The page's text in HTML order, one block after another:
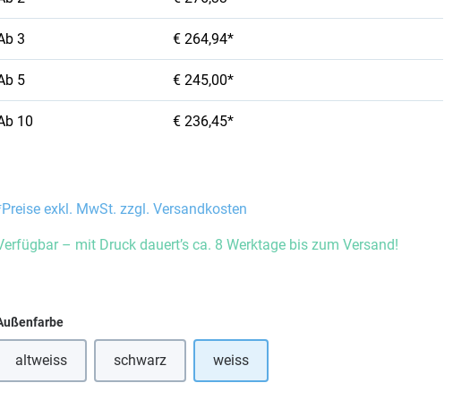
3 € 264,94*
5 € 245,00*
10 € 236,45*
exkl. MwSt. zzgl. Versandkosten
– mit Druck dauert’s ca. 8 Werktage bis zum Versand!
auswählen
altweiss schwarz weiss